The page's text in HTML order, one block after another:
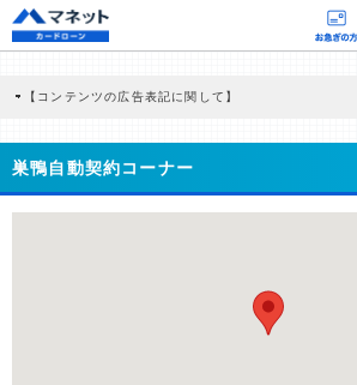
【コンテンツの広告表記に関して】
商品を根拠なくPRするものではなく、当編集部の調査／
どに基づき、公平性を担保した情報提供を行っています
>提携企業一覧
巣鴨自動契約コーナー